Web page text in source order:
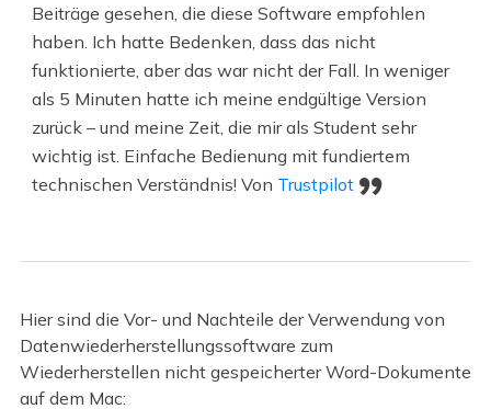
Beiträge gesehen, die diese Software empfohlen
haben. Ich hatte Bedenken, dass das nicht
funktionierte, aber das war nicht der Fall. In weniger
als 5 Minuten hatte ich meine endgültige Version
zurück – und meine Zeit, die mir als Student sehr
wichtig ist. Einfache Bedienung mit fundiertem
technischen Verständnis! Von Trustpilot
Hier sind die Vor- und Nachteile der Verwendung von
Datenwiederherstellungssoftware zum
Wiederherstellen nicht gespeicherter Word-Dokumente
auf dem Mac: